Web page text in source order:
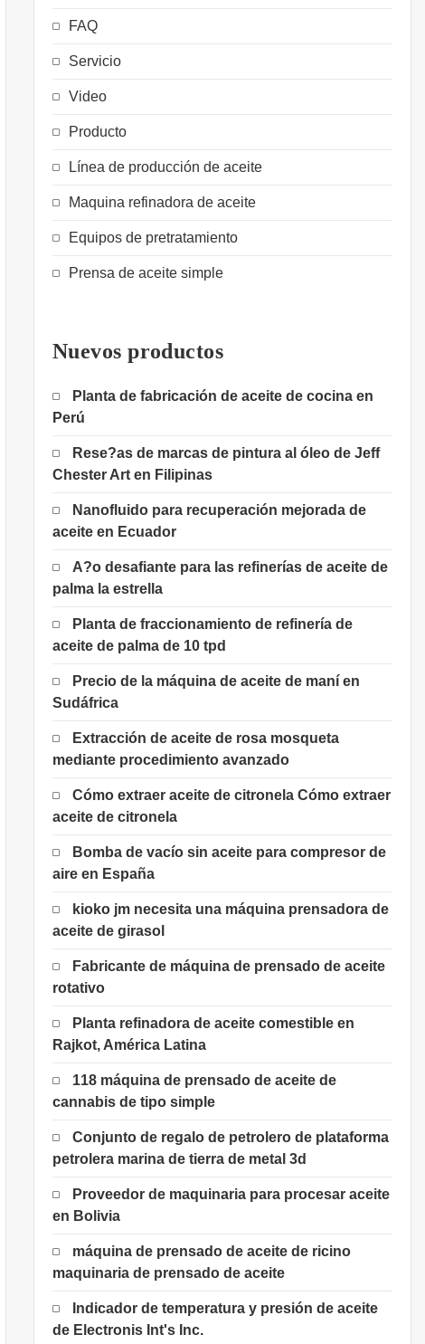
FAQ
Servicio
Video
Producto
Línea de producción de aceite
Maquina refinadora de aceite
Equipos de pretratamiento
Prensa de aceite simple
Nuevos productos
Planta de fabricación de aceite de cocina en
Perú
Rese?as de marcas de pintura al óleo de Jeff
Chester Art en Filipinas
Nanofluido para recuperación mejorada de
aceite en Ecuador
A?o desafiante para las refinerías de aceite de
palma la estrella
Planta de fraccionamiento de refinería de
aceite de palma de 10 tpd
Precio de la máquina de aceite de maní en
Sudáfrica
Extracción de aceite de rosa mosqueta
mediante procedimiento avanzado
Cómo extraer aceite de citronela Cómo extraer
aceite de citronela
Bomba de vacío sin aceite para compresor de
aire en España
kioko jm necesita una máquina prensadora de
aceite de girasol
Fabricante de máquina de prensado de aceite
rotativo
Planta refinadora de aceite comestible en
Rajkot, América Latina
118 máquina de prensado de aceite de
cannabis de tipo simple
Conjunto de regalo de petrolero de plataforma
petrolera marina de tierra de metal 3d
Proveedor de maquinaria para procesar aceite
en Bolivia
máquina de prensado de aceite de ricino
maquinaria de prensado de aceite
Indicador de temperatura y presión de aceite
de Electronis Int's Inc.